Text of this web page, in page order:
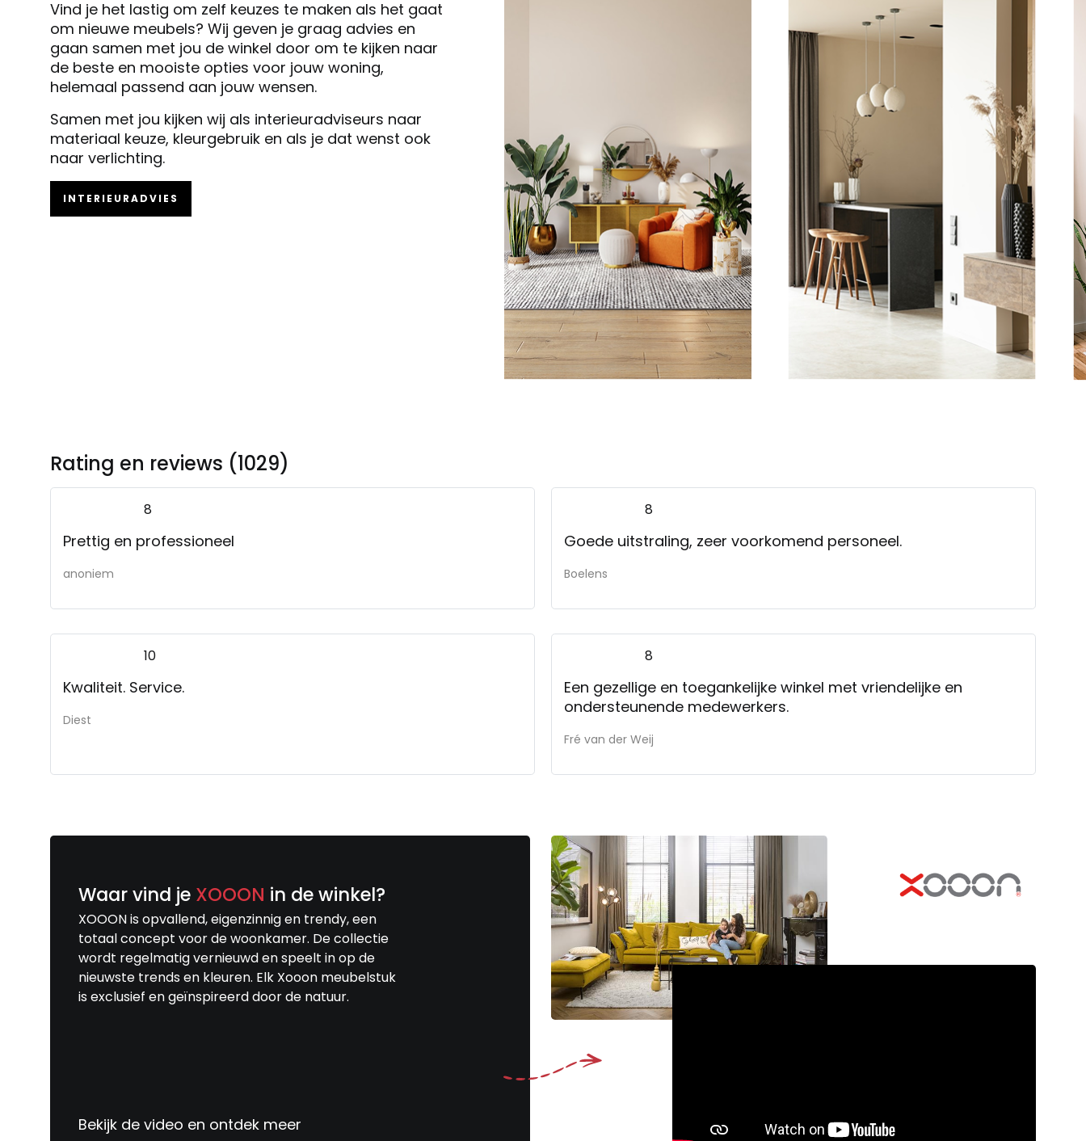
Vind je het lastig om zelf keuzes te maken als het gaat
om nieuwe meubels? Wij geven je graag advies en
gaan samen met jou de winkel door om te kijken naar
de beste en mooiste opties voor jouw woning,
helemaal passend aan jouw wensen.
Samen met jou kijken wij als interieuradviseurs naar
materiaal keuze, kleurgebruik en als je dat wenst ook
naar verlichting.
INTERIEURADVIES
Rating en reviews (1029)
8
Prettig en professioneel
anoniem
8
Goede uitstraling, zeer voorkomend personeel.
Boelens
10
Kwaliteit. Service.
Diest
8
Een gezellige en toegankelijke winkel met vriendelijke en
ondersteunende medewerkers.
Fré van der Weij
Waar vind je XOOON in de winkel?
XOOON is opvallend, eigenzinnig en trendy, een
totaal concept voor de woonkamer. De collectie
wordt regelmatig vernieuwd en speelt in op de
nieuwste trends en kleuren. Elk Xooon meubelstuk
is exclusief en geïnspireerd door de natuur.
Bekijk de video en ontdek meer